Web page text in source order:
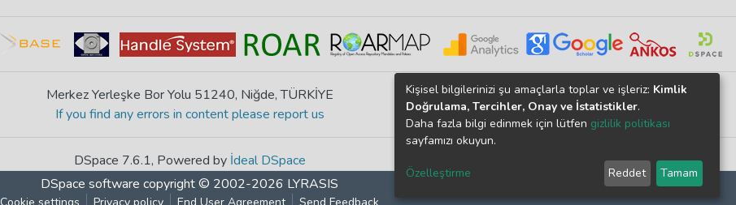
Merkez Yerleşke Bor Yolu 51240, Niğde, TÜRKİYE
If you find any errors in content please report us
DSpace 7.6.1, Powered by İdeal DSpace
DSpace software copyright © 2002-2026 LYRASIS
Kişisel bilgilerinizi şu amaçlarla toplar ve işleriz: Kimlik
Doğrulama, Tercihler, Onay ve İstatistikler.
Daha fazla bilgi edinmek için lütfen gizlilik politikası
sayfamızı okuyun.
Özelleştirme Reddet Tamam